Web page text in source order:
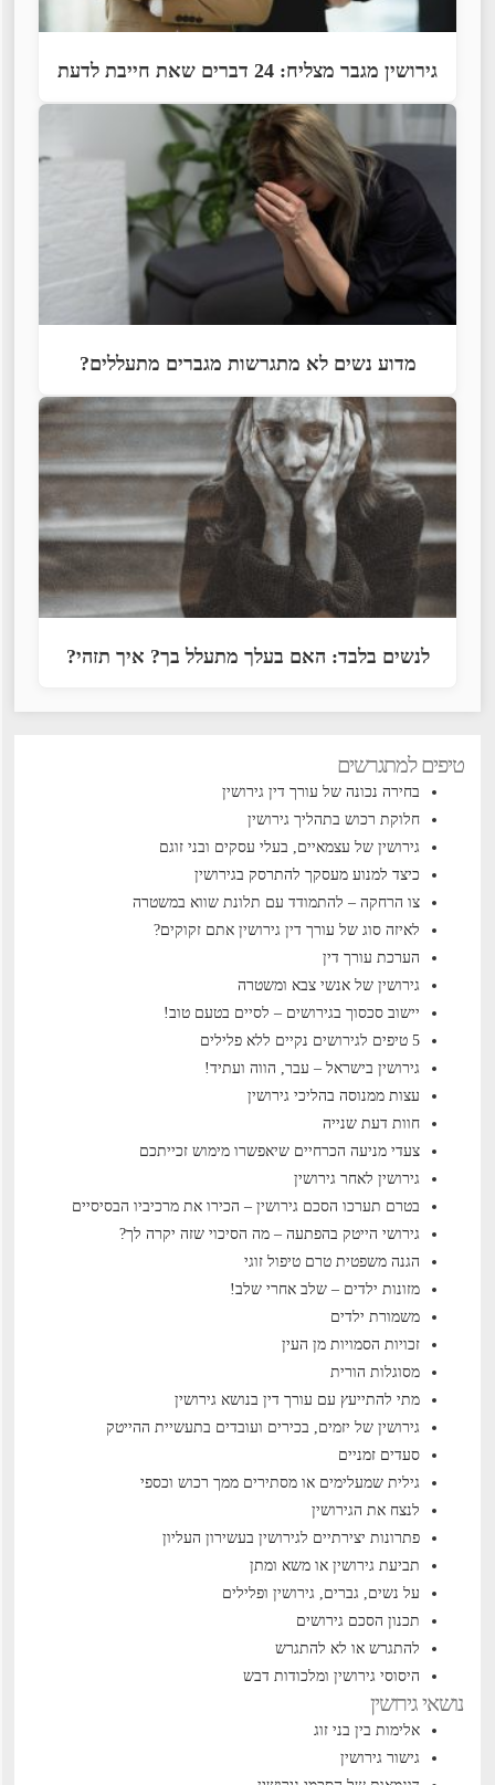
גירושין מגבר מצליח: 24 דברים שאת חייבת לדעת
מדוע נשים לא מתגרשות מגברים מתעללים?
לנשים בלבד: האם בעלך מתעלל בך? איך תזהי?
טיפים למתגרשים
בחירה נכונה של עורך דין גירושין
חלוקת רכוש בתהליך גירושין
גירושין של עצמאיים, בעלי עסקים ובני זוגם
כיצד למנוע מעסקך להתרסק בגירושין
צו הרחקה – להתמודד עם תלונת שווא במשטרה
לאיזה סוג של עורך דין גירושין אתם זקוקים?
הערכת עורך דין
גירושין של אנשי צבא ומשטרה
יישוב סכסוך בגירושים – לסיים בטעם טוב!
5 טיפים לגירושים נקיים ללא פלילים
גירושין בישראל – עבר, הווה ועתיד!
עצות ממנוסה בהליכי גירושין
חוות דעת שנייה
צעדי מניעה הכרחיים שיאפשרו מימוש זכייתכם
גירושין לאחר גירושין
בטרם תערכו הסכם גירושין – הכירו את מרכיביו הבסיסיים
גירושי הייטק בהפתעה – מה הסיכוי שזה יקרה לך?
הגנה משפטית טרם טיפול זוגי
מזונות ילדים – שלב אחרי שלב!
משמורת ילדים
זכויות הסמויות מן העין
מסוגלות הורית
מתי להתייעץ עם עורך דין בנושא גירושין
גירושין של יזמים, בכירים ועובדים בתעשיית ההייטק
סעדים זמניים
גילית שמעלימים או מסתירים ממך רכוש וכספי
לנצח את הגירושין
פתרונות יצירתיים לגירושין בעשירון העליון
תביעת גירושין או משא ומתן
על נשים, גברים, גירושין ופלילים
תכנון הסכם גירושים
להתגרש או לא להתגרש
היסוסי גירושין ומלכודות דבש
נושאי גירושין
אלימות בין בני זוג
גישור גירושין